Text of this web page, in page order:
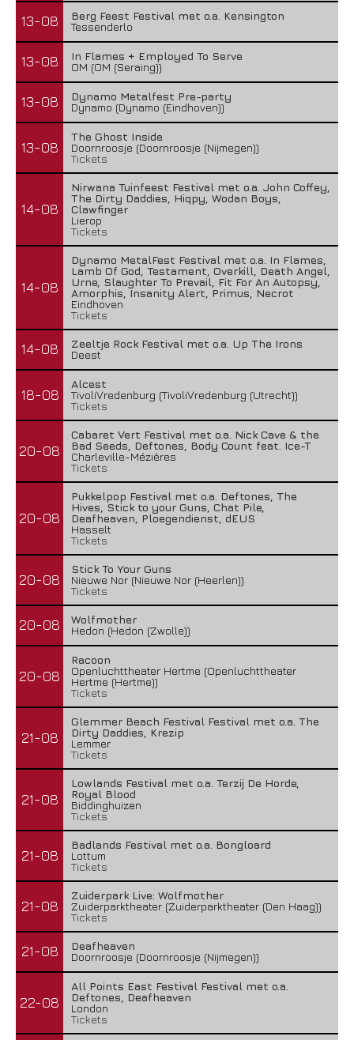
13-08
Berg Feest Festival met o.a. Kensington
Tessenderlo
13-08
In Flames + Employed To Serve
OM (OM (Seraing))
13-08
Dynamo Metalfest Pre-party
Dynamo (Dynamo (Eindhoven))
13-08
The Ghost Inside
Doornroosje (Doornroosje (Nijmegen))
Tickets
14-08
Nirwana Tuinfeest Festival met o.a. John Coffey,
The Dirty Daddies, Hiqpy, Wodan Boys,
Clawfinger
Lierop
Tickets
14-08
Dynamo MetalFest Festival met o.a. In Flames,
Lamb Of God, Testament, Overkill, Death Angel,
Urne, Slaughter To Prevail, Fit For An Autopsy,
Amorphis, Insanity Alert, Primus, Necrot
Eindhoven
Tickets
14-08
Zeeltje Rock Festival met o.a. Up The Irons
Deest
18-08
Alcest
TivoliVredenburg (TivoliVredenburg (Utrecht))
Tickets
20-08
Cabaret Vert Festival met o.a. Nick Cave & the
Bad Seeds, Deftones, Body Count feat. Ice-T
Charleville-Mézières
Tickets
20-08
Pukkelpop Festival met o.a. Deftones, The
Hives, Stick to your Guns, Chat Pile,
Deafheaven, Ploegendienst, dEUS
Hasselt
Tickets
20-08
Stick To Your Guns
Nieuwe Nor (Nieuwe Nor (Heerlen))
Tickets
20-08
Wolfmother
Hedon (Hedon (Zwolle))
20-08
Racoon
Openluchttheater Hertme (Openluchttheater
Hertme (Hertme))
Tickets
21-08
Glemmer Beach Festival Festival met o.a. The
Dirty Daddies, Krezip
Lemmer
Tickets
21-08
Lowlands Festival met o.a. Terzij De Horde,
Royal Blood
Biddinghuizen
Tickets
21-08
Badlands Festival met o.a. Bongloard
Lottum
Tickets
21-08
Zuiderpark Live: Wolfmother
Zuiderparktheater (Zuiderparktheater (Den Haag))
Tickets
21-08
Deafheaven
Doornroosje (Doornroosje (Nijmegen))
22-08
All Points East Festival Festival met o.a.
Deftones, Deafheaven
London
Tickets